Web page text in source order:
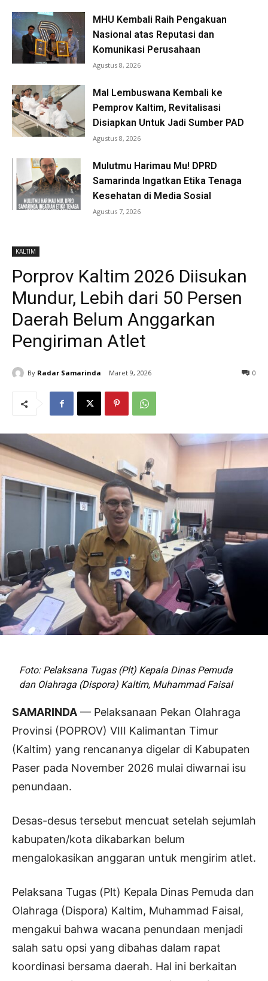
MHU Kembali Raih Pengakuan
Nasional atas Reputasi dan
Komunikasi Perusahaan
Agustus 8, 2026
Mal Lembuswana Kembali ke
Pemprov Kaltim, Revitalisasi
Disiapkan Untuk Jadi Sumber PAD
Agustus 8, 2026
Mulutmu Harimau Mu! DPRD
Samarinda Ingatkan Etika Tenaga
Kesehatan di Media Sosial
Agustus 7, 2026